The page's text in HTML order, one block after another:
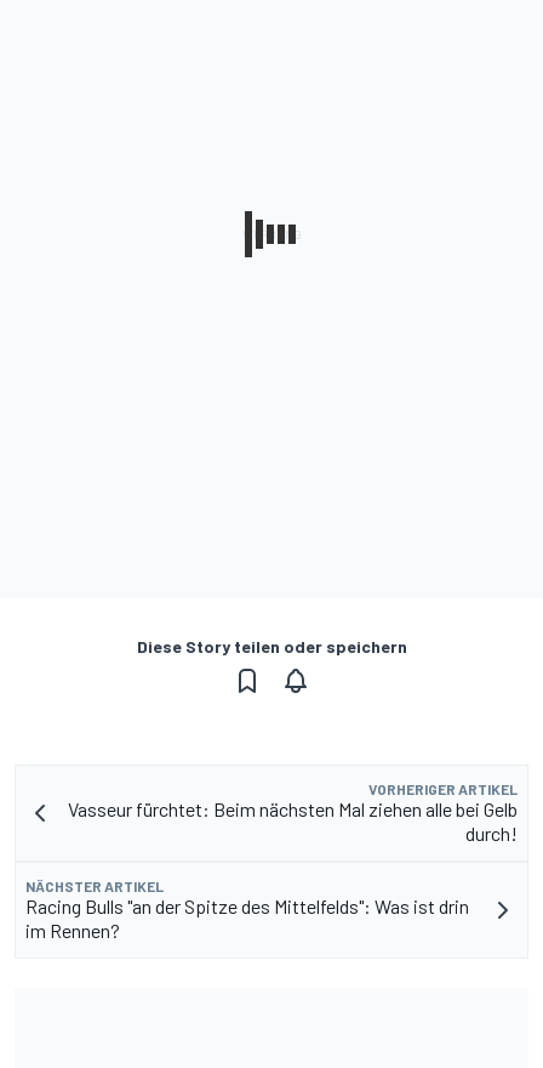
Diese Story teilen oder speichern
VORHERIGER ARTIKEL
Vasseur fürchtet: Beim nächsten Mal ziehen alle bei Gelb
durch!
NÄCHSTER ARTIKEL
Racing Bulls "an der Spitze des Mittelfelds": Was ist drin
im Rennen?